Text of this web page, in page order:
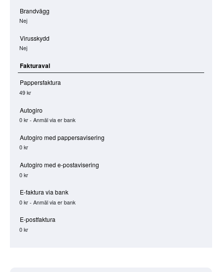
Brandvägg
Nej
Virusskydd
Nej
Fakturaval
Pappersfaktura
49 kr
Autogiro
0 kr - Anmäl via er bank
Autogiro med pappersavisering
0 kr
Autogiro med e-postavisering
0 kr
E-faktura via bank
0 kr - Anmäl via er bank
E-postfaktura
0 kr